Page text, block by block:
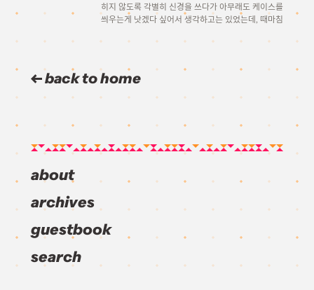
히지 않도록 각별히 신경을 쓰다가 아무래도 케이스를
씌우는게 낫겠다 싶어서 생각하고는 있었는데, 때마침
를 파는 샵이 있길래 찾아봤더니 이런 게 있더군요. 전
back to home
about
archives
guestbook
search